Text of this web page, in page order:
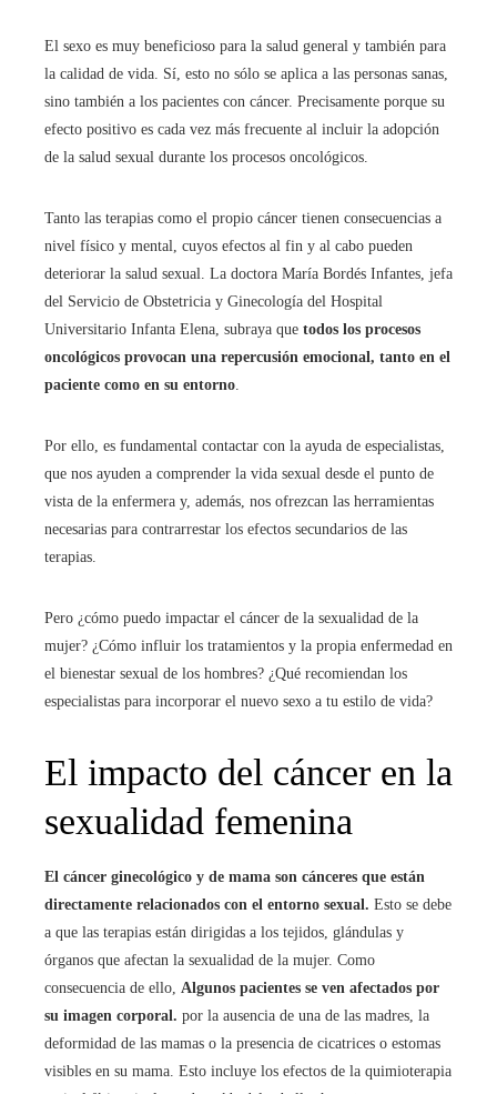
El sexo es muy beneficioso para la salud general y también para
la calidad de vida. Sí, esto no sólo se aplica a las personas sanas,
sino también a los pacientes con cáncer. Precisamente porque su
efecto positivo es cada vez más frecuente al incluir la adopción
de la salud sexual durante los procesos oncológicos.
Tanto las terapias como el propio cáncer tienen consecuencias a
nivel físico y mental, cuyos efectos al fin y al cabo pueden
deteriorar la salud sexual. La doctora María Bordés Infantes, jefa
del Servicio de Obstetricia y Ginecología del Hospital
Universitario Infanta Elena, subraya que todos los procesos
oncológicos provocan una repercusión emocional, tanto en el
paciente como en su entorno.
Por ello, es fundamental contactar con la ayuda de especialistas,
que nos ayuden a comprender la vida sexual desde el punto de
vista de la enfermera y, además, nos ofrezcan las herramientas
necesarias para contrarrestar los efectos secundarios de las
terapias.
Pero ¿cómo puedo impactar el cáncer de la sexualidad de la
mujer? ¿Cómo influir los tratamientos y la propia enfermedad en
el bienestar sexual de los hombres? ¿Qué recomiendan los
especialistas para incorporar el nuevo sexo a tu estilo de vida?
El impacto del cáncer en la
sexualidad femenina
El cáncer ginecológico y de mama son cánceres que están
directamente relacionados con el entorno sexual. Esto se debe
a que las terapias están dirigidas a los tejidos, glándulas y
órganos que afectan la sexualidad de la mujer. Como
consecuencia de ello, Algunos pacientes se ven afectados por
su imagen corporal. por la ausencia de una de las madres, la
deformidad de las mamas o la presencia de cicatrices o estomas
visibles en su mama. Esto incluye los efectos de la quimioterapia